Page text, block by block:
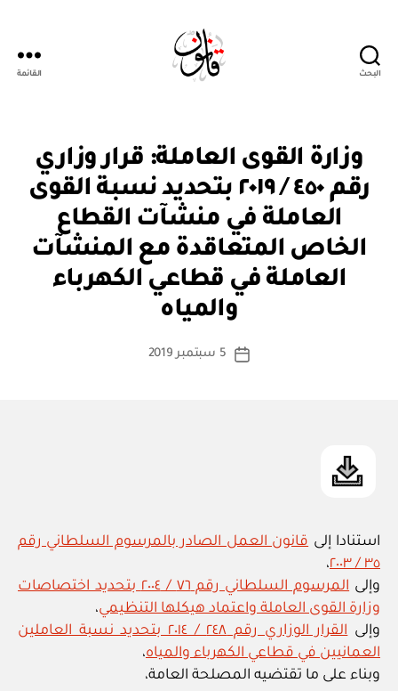
البحث القائمة
التصنيفات
وزارة القوى العاملة: قرار وزاري
رقم ٤٥٠ / ٢٠١٩ بتحديد نسبة القوى
العاملة في منشآت القطاع
الخاص المتعاقدة مع المنشآت
العاملة في قطاعي الكهرباء
والمياه
كاتب
ا
س
ة
تاريخ
5 سبتمبر 2019
استنادا إلى قانون العمل الصادر بالمرسوم السلطاني رقم
٣٥ / ٢٠٠٣
،
وإلى
المرسوم السلطاني رقم ٧٦ / ٢٠٠٤ بتحديد اختصاصات
وزارة القوى العاملة واعتماد هيكلها التنظيمي،
وإلى
القرار الوزاري رقم ٢٤٨ / ٢٠١٤ بتحديد نسبة العاملين
العمانيين في قطاعي الكهرباء والمياه،
وبناء على ما تقتضيه المصلحة العامة،